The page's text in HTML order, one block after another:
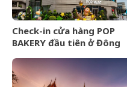
Check-in cửa hàng POP
BAKERY đầu tiên ở Đông